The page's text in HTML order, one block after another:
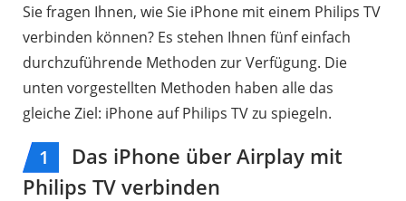
Sie fragen Ihnen, wie Sie iPhone mit einem Philips TV
verbinden können? Es stehen Ihnen fünf einfach
durchzuführende Methoden zur Verfügung. Die
unten vorgestellten Methoden haben alle das
gleiche Ziel: iPhone auf Philips TV zu spiegeln.
1
Das iPhone über Airplay mit
Philips TV verbinden